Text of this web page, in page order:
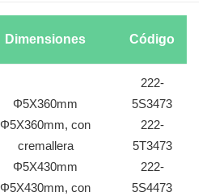
Dimensiones Código
Φ5X360mm
Φ5X360mm, con
cremallera
Φ5X430mm
Φ5X430mm, con
222-
5S3473
222-
5T3473
222-
5S4473